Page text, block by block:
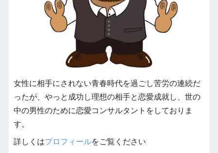
女性に相手にされない青春時代を過ごし苦労の連続だ
ったが、やっと成功し理想の相手と恋愛成就し、世の
中の男性のために恋愛コンサルタントをしておりま
す。
詳しくはプロフィールをご覧ください